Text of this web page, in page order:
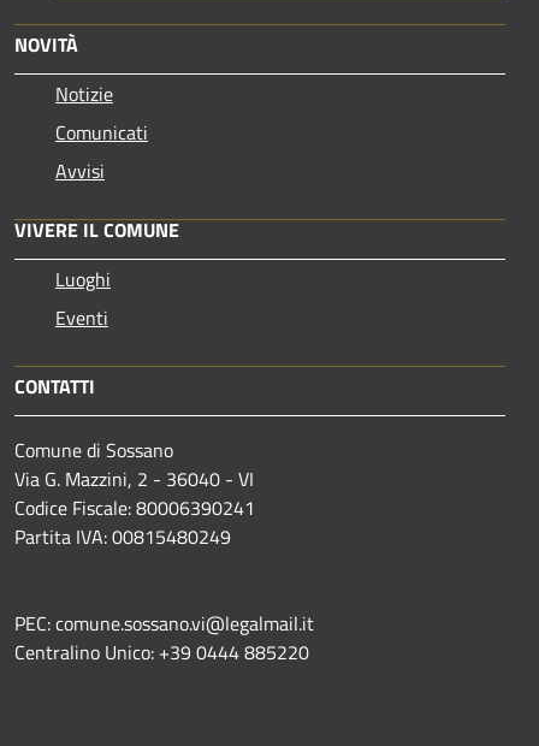
NOVITÀ
Notizie
Comunicati
Avvisi
VIVERE IL COMUNE
Luoghi
Eventi
CONTATTI
Comune di Sossano
Via G. Mazzini, 2 - 36040 - VI
Codice Fiscale: 80006390241
Partita IVA: 00815480249
PEC: comune.sossano.vi@legalmail.it
Centralino Unico: +39 0444 885220